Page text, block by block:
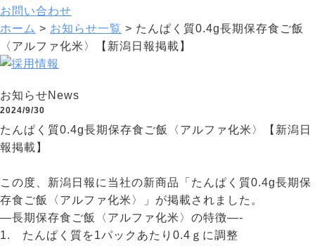
お問い合わせ
ホーム > お知らせ一覧 > たんぱく質0.4g長期保存食ご飯
〈アルファ化米〉【新潟日報掲載】
お知らせNews
2024/9/30
たんぱく質0.4g長期保存食ご飯〈アルファ化米〉【新潟日
報掲載】
この度、新潟日報に当社の新商品「たんぱく質0.4g長期保
存食ご飯〈アルファ化米〉」が掲載されました。
—長期保存食ご飯〈アルファ化米〉の特徴—-
1. たんぱく質を1パックあたり0.4ｇに調整